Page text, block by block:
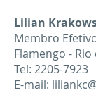
Lilian
Membro
Flamengo - Rio
Tel: 2205-7923
E-mail: